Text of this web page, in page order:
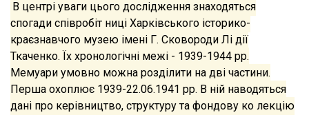
В центрі уваги цього дослідження знаходяться
спогади співробіт ниці Харківського історико-
краєзнавчого музею імені Г. Сковороди Лі дії
Ткаченко. Їх хронологічні межі - 1939-1944 рр.
Мемуари умовно можна розділити на дві частини.
Перша охоплює 1939-22.06.1941 рр. В ній наводяться
дані про керівництво, структуру та фондову ко лекцію